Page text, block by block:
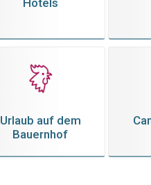
Hotels
Urlaub auf dem
Bauernhof